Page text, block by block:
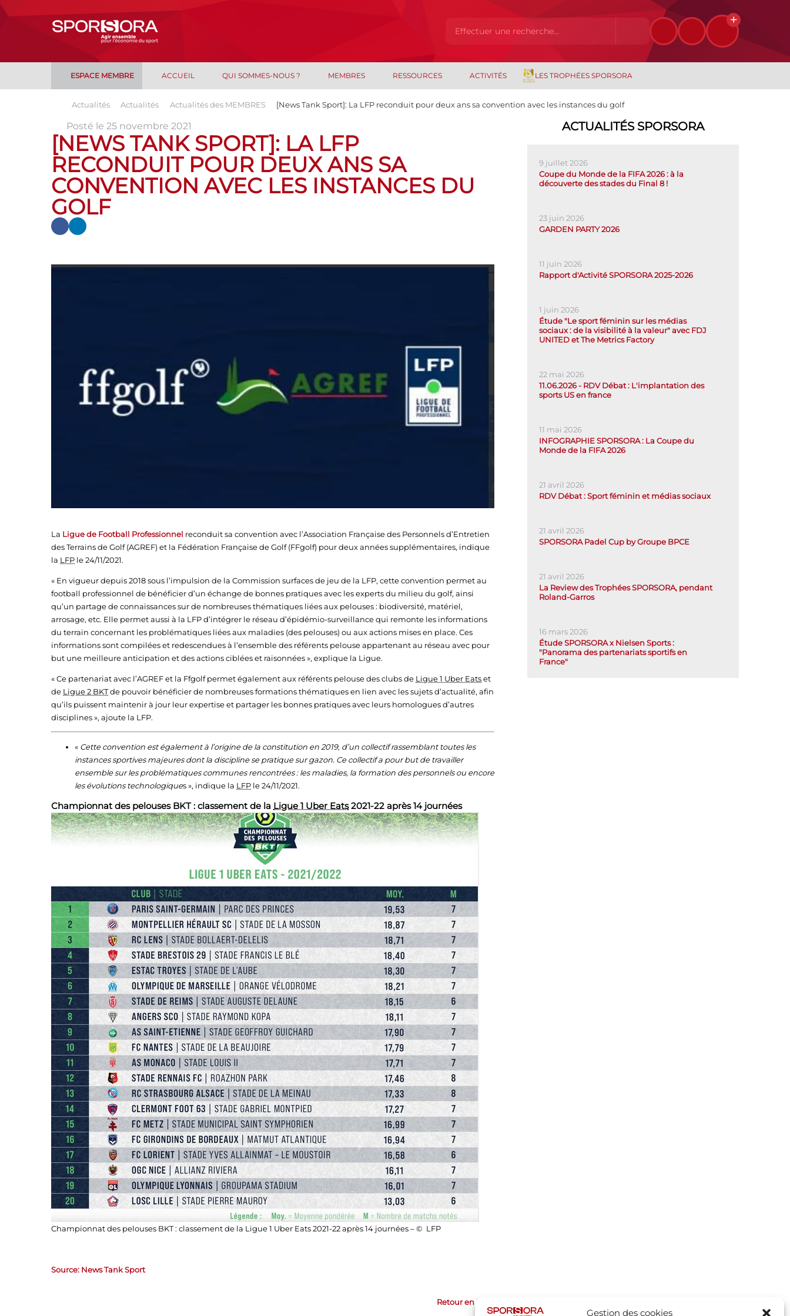
Gestion des cookies
ESPACE MEMBRE ACCUEIL QUI SOMMES-NOUS ? MEMBRES RESSOURCES ACTIVITÉS LES TROPHÉES SPORSORA
Actualités Actualités Actualités des MEMBRES [News Tank Sport]: La LFP reconduit pour deux ans sa convention avec les instances du golf
Posté le 25 novembre 2021
[NEWS TANK SPORT]: LA LFP
RECONDUIT POUR DEUX ANS SA
CONVENTION AVEC LES INSTANCES DU
GOLF
La Ligue de Football Professionnel reconduit sa convention avec l’Association Française des Personnels d’Entretien
des Terrains de Golf (AGREF) et la Fédération Française de Golf (FFgolf) pour deux années supplémentaires, indique
la LFP le 24/11/2021.
« En vigueur depuis 2018 sous l’impulsion de la Commission surfaces de jeu de la LFP, cette convention permet au
football professionnel de bénéficier d’un échange de bonnes pratiques avec les experts du milieu du golf, ainsi
qu’un partage de connaissances sur de nombreuses thématiques liées aux pelouses : biodiversité, matériel,
arrosage, etc. Elle permet aussi à la LFP d’intégrer le réseau d’épidémio-surveillance qui remonte les informations
du terrain concernant les problématiques liées aux maladies (des pelouses) ou aux actions mises en place. Ces
informations sont compilées et redescendues à l’ensemble des référents pelouse appartenant au réseau avec pour
but une meilleure anticipation et des actions ciblées et raisonnées », explique la Ligue.
« Ce partenariat avec l’AGREF et la Ffgolf permet également aux référents pelouse des clubs de Ligue 1 Uber Eatset
de Ligue 2 BKTde pouvoir bénéficier de nombreuses formations thématiques en lien avec les sujets d’actualité, afin
qu’ils puissent maintenir à jour leur expertise et partager les bonnes pratiques avec leurs homologues d’autres
disciplines », ajoute la LFP.
« Cette convention est également à l’origine de la constitution en 2019, d’un collectif rassemblant toutes les
instances sportives majeures dont la discipline se pratique sur gazon. Ce collectif a pour but de travailler
ensemble sur les problématiques communes rencontrées : les maladies, la formation des personnels ou encore
les évolutions technologiques », indique la LFP le 24/11/2021.
Championnat des pelouses BKT : classement de la Ligue 1 Uber Eats2021-22 après 14 journées
Championnat des pelouses BKT : classement de la Ligue 1 Uber Eats 2021-22 après 14 journées – © LFP
Source: News Tank Sport
Retour en haut
ACTUALITÉS SPORSORA
9 juillet 2026
Coupe du Monde de la FIFA 2026 : à la
découverte des stades du Final 8 !
23 juin 2026
GARDEN PARTY 2026
11 juin 2026
Rapport d'Activité SPORSORA 2025-2026
1 juin 2026
Étude "Le sport féminin sur les médias
sociaux : de la visibilité à la valeur" avec FDJ
UNITED et The Metrics Factory
22 mai 2026
11.06.2026 - RDV Débat : L'implantation des
sports US en france
11 mai 2026
INFOGRAPHIE SPORSORA : La Coupe du
Monde de la FIFA 2026
21 avril 2026
RDV Débat : Sport féminin et médias sociaux
21 avril 2026
SPORSORA Padel Cup by Groupe BPCE
21 avril 2026
La Review des Trophées SPORSORA, pendant
Roland-Garros
16 mars 2026
Étude SPORSORA x Nielsen Sports :
"Panorama des partenariats sportifs en
France"